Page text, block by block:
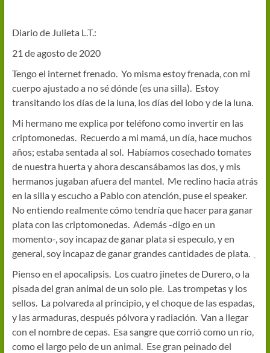
Diario de Julieta L.T.:
21 de agosto de 2020
Tengo el internet frenado. Yo misma estoy frenada, con mi
cuerpo ajustado a no sé dónde (es una silla). Estoy
transitando los días de la luna, los días del lobo y de la luna.
Mi hermano me explica por teléfono como invertir en las
criptomonedas. Recuerdo a mi mamá, un día, hace muchos
años; estaba sentada al sol. Habíamos cosechado tomates
de nuestra huerta y ahora descansábamos las dos, y mis
hermanos jugaban afuera del mantel. Me reclino hacia atrás
en la silla y escucho a Pablo con atención, puse el speaker.
No entiendo realmente cómo tendría que hacer para ganar
plata con las criptomonedas. Además -digo en un
momento-, soy incapaz de ganar plata si especulo, y en
general, soy incapaz de ganar grandes cantidades de plata.
Pienso en el apocalipsis. Los cuatro jinetes de Durero, o la
pisada del gran animal de un solo pie. Las trompetas y los
sellos. La polvareda al principio, y el choque de las espadas,
y las armaduras, después pólvora y radiación. Van a llegar
con el nombre de cepas. Esa sangre que corrió como un río,
como el largo pelo de un animal. Ese gran peinado del